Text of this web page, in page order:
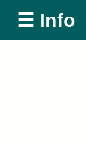
☰ Info